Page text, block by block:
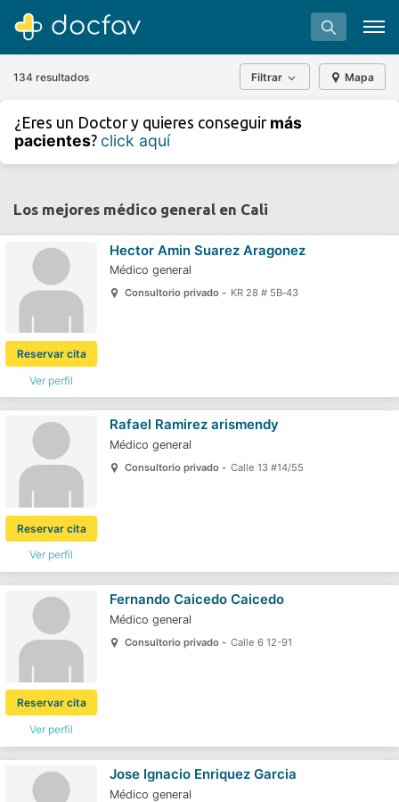
Buscar
¿Eres un doctor?
134 resultados Filtrar Mapa
¿Eres un Doctor y quieres conseguir más
pacientes? click aquí
Los mejores médico general en Cali
Ver perfil
Reservar cita
Hector Amin Suarez Aragonez
Médico general
Consultorio privado - KR 28 # 5B‐43
Ver perfil
Reservar cita
Rafael Ramirez arismendy
Médico general
Consultorio privado - Calle 13 #14/55
Ver perfil
Reservar cita
Fernando Caicedo Caicedo
Médico general
Consultorio privado - Calle 6 12-91
Jose Ignacio Enriquez Garcia
Médico general
⇧
©
contributors.